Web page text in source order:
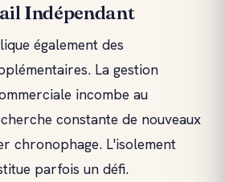
Indépendant
également des
La gestion
incombe au
constante de nouveaux
chronophage. L'isolement
parfois un défi.